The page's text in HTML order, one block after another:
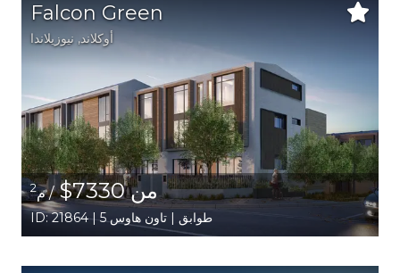
Falcon Green
أوكلاند, نيوزيلاندا
من 7330$ / م2
ID: 21864 | 5 طوابق | تاون هاوس